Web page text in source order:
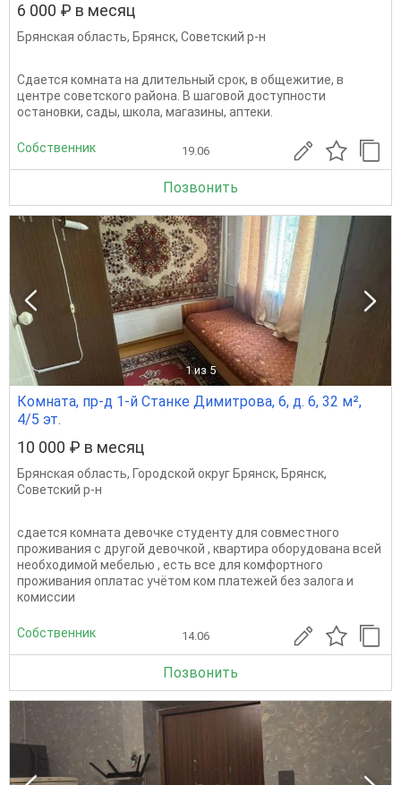
6 000 ₽ в месяц
Брянская область, Брянск, Советский р-н
Cдается комната на длительный срок, в общежитие, в
центре советского района. В шаговой доступности
остановки, сады, школа, магазины, аптеки.
Собственник 19.06
Позвонить
1 из 5
Комната, пр-д 1-й Станке Димитрова, 6, д. 6, 32 м²,
4/5 эт.
10 000 ₽ в месяц
Брянская область, Городской округ Брянск, Брянск,
Советский р-н
сдается комната девочке студенту для совместного
проживания с другой девочкой , квартира оборудована всей
необходимой мебелью , есть все для комфортного
проживания оплатас учётом ком платежей без залога и
комиссии
Собственник 14.06
Позвонить